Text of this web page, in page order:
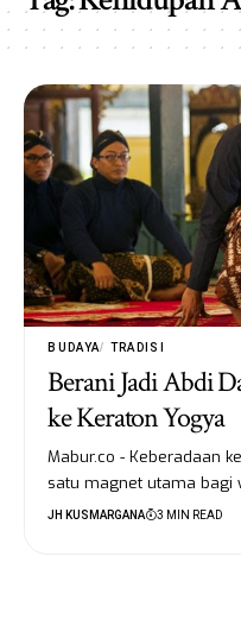
BUDAYA TRADISI
Berani Jadi Abdi
ke Keraton Yogya
Mabur.co - Keberadaan
satu magnet utama bagi
JH KUSMARGANA 3 MIN READ